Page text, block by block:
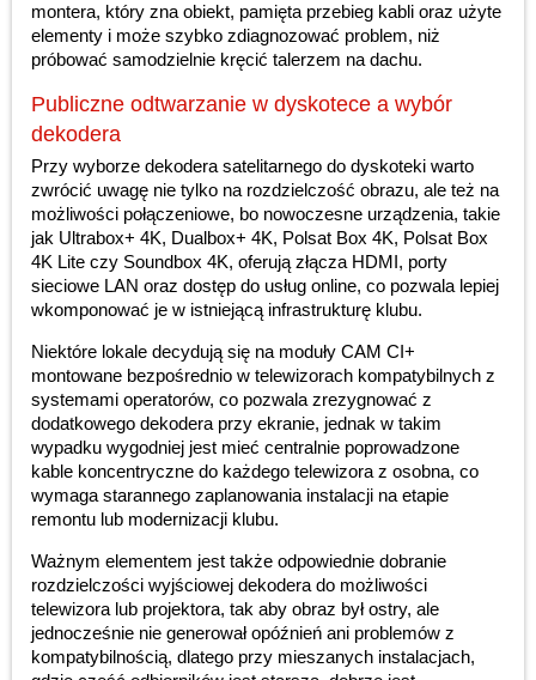
montera, który zna obiekt, pamięta przebieg kabli oraz użyte
elementy i może szybko zdiagnozować problem, niż
próbować samodzielnie kręcić talerzem na dachu.
Publiczne odtwarzanie w dyskotece a wybór
dekodera
Przy wyborze dekodera satelitarnego do dyskoteki warto
zwrócić uwagę nie tylko na rozdzielczość obrazu, ale też na
możliwości połączeniowe, bo nowoczesne urządzenia, takie
jak Ultrabox+ 4K, Dualbox+ 4K, Polsat Box 4K, Polsat Box
4K Lite czy Soundbox 4K, oferują złącza HDMI, porty
sieciowe LAN oraz dostęp do usług online, co pozwala lepiej
wkomponować je w istniejącą infrastrukturę klubu.
Niektóre lokale decydują się na moduły CAM CI+
montowane bezpośrednio w telewizorach kompatybilnych z
systemami operatorów, co pozwala zrezygnować z
dodatkowego dekodera przy ekranie, jednak w takim
wypadku wygodniej jest mieć centralnie poprowadzone
kable koncentryczne do każdego telewizora z osobna, co
wymaga starannego zaplanowania instalacji na etapie
remontu lub modernizacji klubu.
Ważnym elementem jest także odpowiednie dobranie
rozdzielczości wyjściowej dekodera do możliwości
telewizora lub projektora, tak aby obraz był ostry, ale
jednocześnie nie generował opóźnień ani problemów z
kompatybilnością, dlatego przy mieszanych instalacjach,